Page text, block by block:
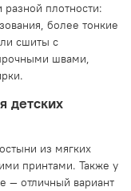
плотности:
более тонкие
сшиты с
швами,
детских
из мягких
принтами. Также у
— отличный вариант